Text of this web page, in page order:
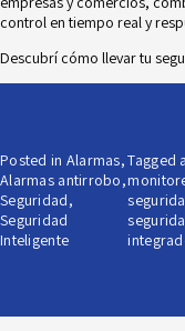
control en tiempo real y
Descubrí cómo llevar tu
Posted in Alarmas,
Alarmas antirrobo,
Seguridad,
Seguridad
Inteligente
Tagged